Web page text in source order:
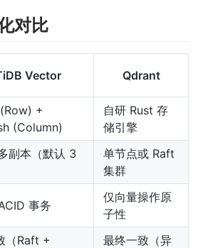
对比
Vector Qdrant
+
(Column)
自研 Rust 存
储引擎
副本（默认 3
单节点或 Raft
集群
事务
仅向量操作原
子性
（Raft +
最终一致（异